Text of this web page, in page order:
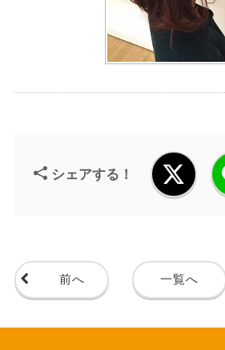
シェアする！
前へ 一覧へ